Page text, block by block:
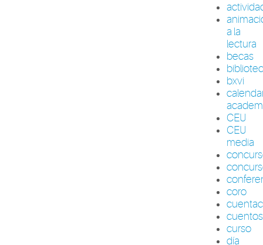
a la
lectura
becas
bxvi
CEU
CEU
media
coro
cuentos
curso
día